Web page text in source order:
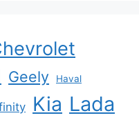
Geely Haval
Kia Lada